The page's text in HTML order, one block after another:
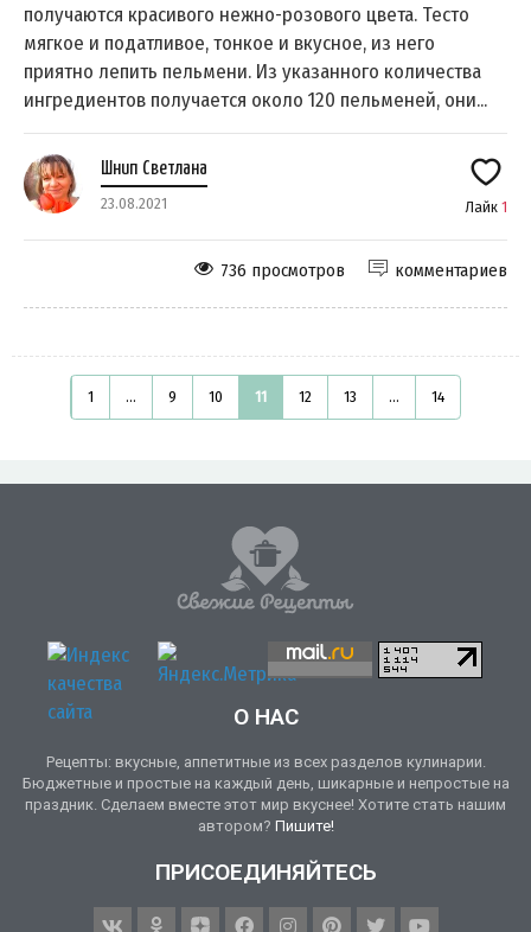
получаются красивого нежно-розового цвета. Тесто
мягкое и податливое, тонкое и вкусное, из него
приятно лепить пельмени. Из указанного количества
ингредиентов получается около 120 пельменей, они...
Шнип Светлана
23.08.2021 Лайк 1
комментариев
736 просмотров
1 ... 9 10 11 12 13 ... 14
О НАС
Рецепты: вкусные, аппетитные из всех разделов кулинарии.
Бюджетные и простые на каждый день, шикарные и непростые на
праздник. Сделаем вместе этот мир вкуснее! Хотите стать нашим
автором? Пишите!
ПРИСОЕДИНЯЙТЕСЬ